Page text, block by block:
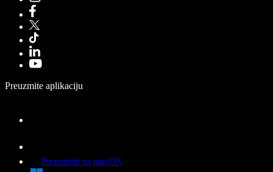
Preuzmite aplikaciju
Preuzmite za macOS